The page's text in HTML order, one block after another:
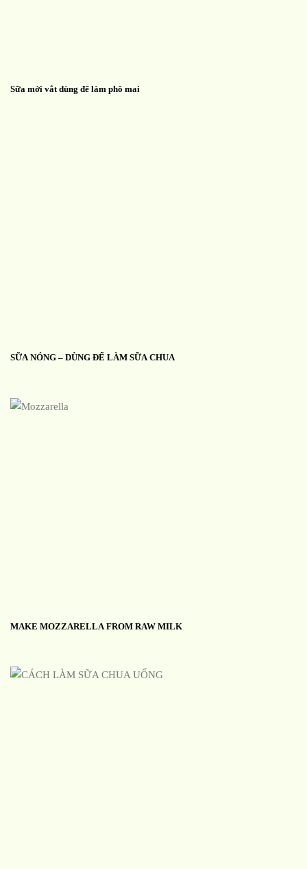
Sữa mới vắt dùng để làm phô mai
SỮA NÓNG – DÙNG ĐỂ LÀM SỮA CHUA
MAKE MOZZARELLA FROM RAW MILK